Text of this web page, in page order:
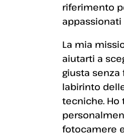
riferimento
appassionati
La mia
aiutarti a
giusta
labirinto
tecniche. Ho
fotocamere